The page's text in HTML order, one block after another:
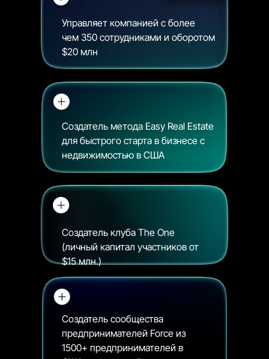
Создатель метода Easy Real Estate
для быстрого старта в бизнесе с
недвижимостью в США
Создатель клуба The One
(личный капитал участников от
$15 млн.)
Создатель сообщества
предпринимателей Force из
1500+ предпринимателей в
Управляет компанией с более
чем 350 сотрудниками и оборотом
$20 млн